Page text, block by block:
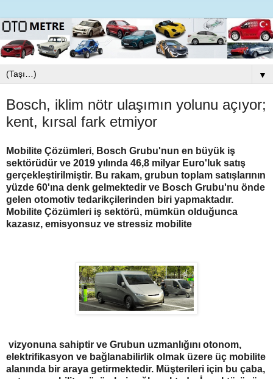
▼
Bosch, iklim nötr ulaşımın yolunu açıyor;
kent, kırsal fark etmiyor
Mobilite Çözümleri, Bosch Grubu'nun en büyük iş
sektörüdür ve 2019 yılında 46,8 milyar Euro'luk satış
gerçekleştirilmiştir. Bu rakam, grubun toplam satışlarının
yüzde 60'ına denk gelmektedir ve Bosch Grubu'nu önde
gelen otomotiv tedarikçilerinden biri yapmaktadır.
Mobilite Çözümleri iş sektörü, mümkün olduğunca
kazasız, emisyonsuz ve stressiz mobilite
vizyonuna sahiptir ve Grubun uzmanlığını otonom,
elektrifikasyon ve bağlanabilirlik olmak üzere üç mobilite
alanında bir araya getirmektedir. Müşterileri için bu çaba,